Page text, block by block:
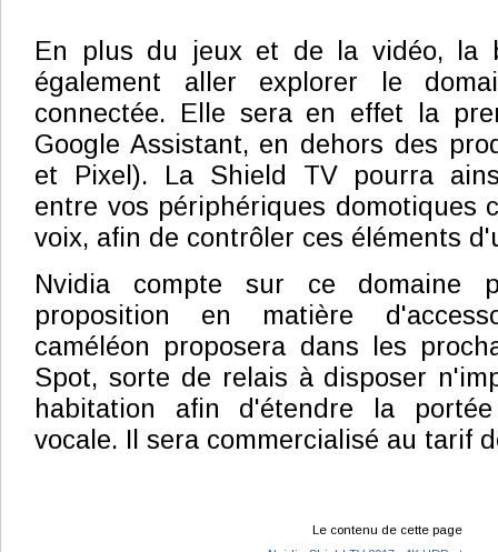
En plus du jeux et de la vidéo, la
également aller explorer le
connectée. Elle sera en effet la
Google Assistant, en dehors des
et Pixel). La Shield TV pourra
entre vos périphériques domotiques
voix, afin de contrôler ces éléments
Nvidia compte sur ce domaine
proposition en matière
caméléon proposera dans les
Spot, sorte de relais à disposer
habitation afin d'étendre la
vocale. Il sera commercialisé au tarif
Le contenu de cette page